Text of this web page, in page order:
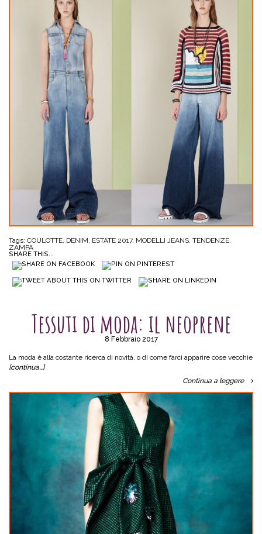
Tags: COULOTTE, DENIM, ESTATE 2017, MODELLI JEANS, TENDENZE,
ZAMPA
SHARE THIS...
Tessuti di moda: il neoprene
8 Febbraio 2017
La moda è alla costante ricerca di novità, o di come farci apparire cose vecchie
[continua…]
Continua a leggere